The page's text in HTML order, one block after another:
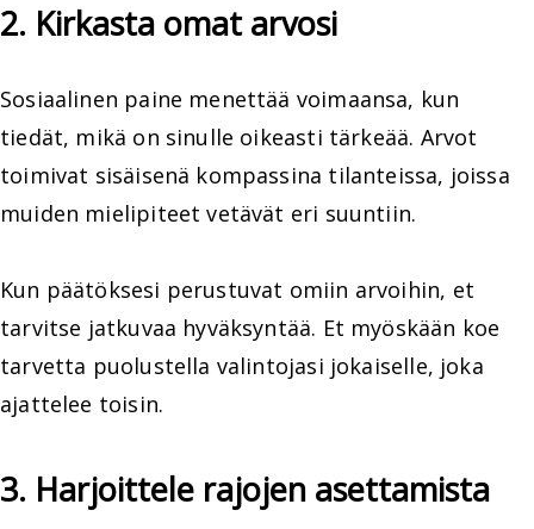
2. Kirkasta omat arvosi
Sosiaalinen paine menettää voimaansa, kun
tiedät, mikä on sinulle oikeasti tärkeää. Arvot
toimivat sisäisenä kompassina tilanteissa, joissa
muiden mielipiteet vetävät eri suuntiin.
Kun päätöksesi perustuvat omiin arvoihin, et
tarvitse jatkuvaa hyväksyntää. Et myöskään koe
tarvetta puolustella valintojasi jokaiselle, joka
ajattelee toisin.
3. Harjoittele rajojen asettamista